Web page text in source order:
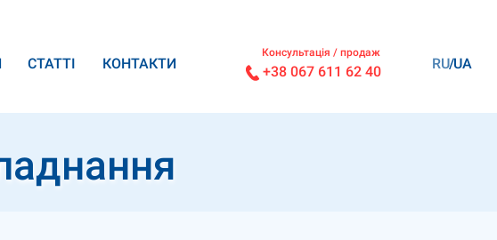
СТАТТІ КОНТАКТИ
Консультація / продаж
+38 067 611 62 40 RU UA